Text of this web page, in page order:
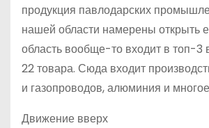
продукция павлодарских
нашей области намерены открыть
область вообще-то входит в топ-
22 товара. Сюда входит
и газопроводов, алюминия и
Движение вверх